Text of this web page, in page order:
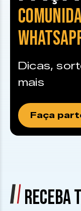
Dicas,
mais
Faça
RECEBA